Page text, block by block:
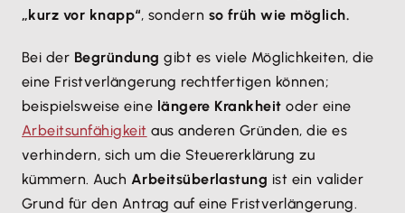
„kurz vor knapp“, sondern so früh wie möglich.
Bei der Begründung gibt es viele Möglichkeiten, die
eine Fristverlängerung rechtfertigen können;
beispielsweise eine längere Krankheit oder eine
Arbeitsunfähigkeit aus anderen Gründen, die es
verhindern, sich um die Steuererklärung zu
kümmern. Auch Arbeitsüberlastung ist ein valider
Grund für den Antrag auf eine Fristverlängerung.